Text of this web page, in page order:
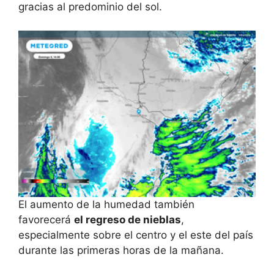
gracias al predominio del sol.
El aumento de la humedad también
favorecerá el regreso de nieblas,
especialmente sobre el centro y el este del país
durante las primeras horas de la mañana.